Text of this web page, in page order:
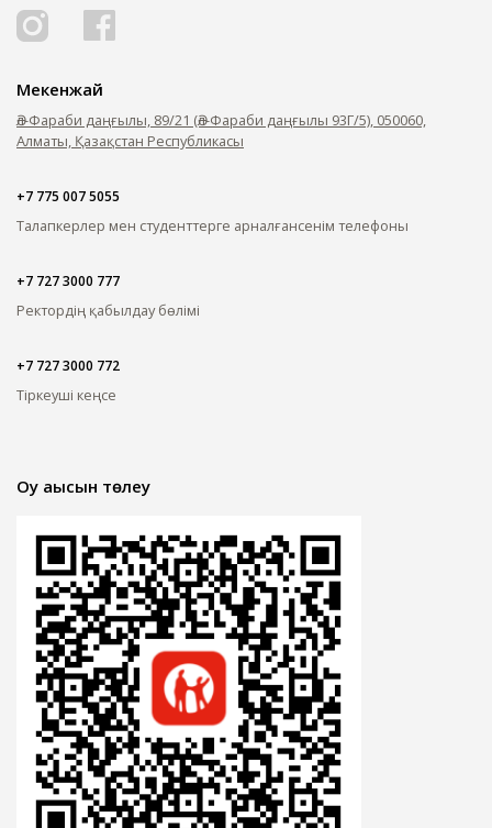
Мекенжай
Әл-Фараби даңғылы, 89/21 (Әл-Фараби даңғылы 93Г/5), 050060,
Алматы, Қазақстан Республикасы
+7 775 007 5055
Талапкерлер мен студенттерге арналғансенім телефоны
+7 727 3000 777
Ректордің қабылдау бөлімі
+7 727 3000 772
Тіркеуші кеңсе
Оқу ақысын төлеу